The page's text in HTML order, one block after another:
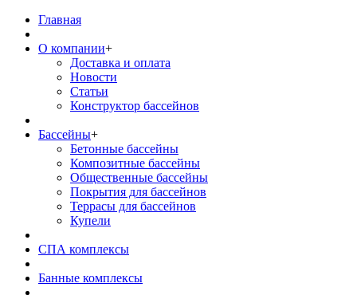
Главная
О компании+
Доставка и оплата
Новости
Статьи
Конструктор бассейнов
Бассейны+
Бетонные бассейны
Композитные бассейны
Общественные бассейны
Покрытия для бассейнов
Террасы для бассейнов
Купели
СПА комплексы
Банные комплексы